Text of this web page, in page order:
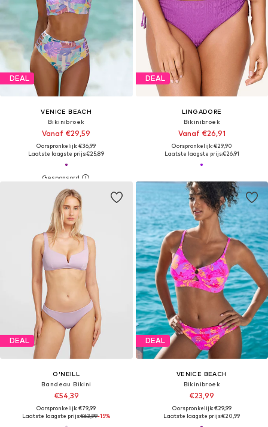
DEAL
VENICE BEACH
Bikinibroek
Vanaf €29,59
Oorspronkelijk: €36,99
Laatste laagste prijs:€25,89
DEAL
LINGADORE
Bikinibroek
Vanaf €26,91
Oorspronkelijk: €29,90
Laatste laagste prijs:€26,91
DEAL
O'NEILL
Bandeau Bikini
€54,39
Oorspronkelijk: €79,99
Laatste laagste prijs:€63,99-15%
DEAL
VENICE BEACH
Bikinibroek
€23,99
Oorspronkelijk: €29,99
Laatste laagste prijs:€20,99